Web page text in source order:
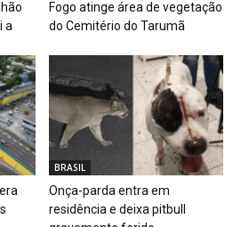
a
Fogo atinge área de vegetação
do Cemitério do Tarumã
BRASIL
Onça-parda entra em
residência e deixa pitbull